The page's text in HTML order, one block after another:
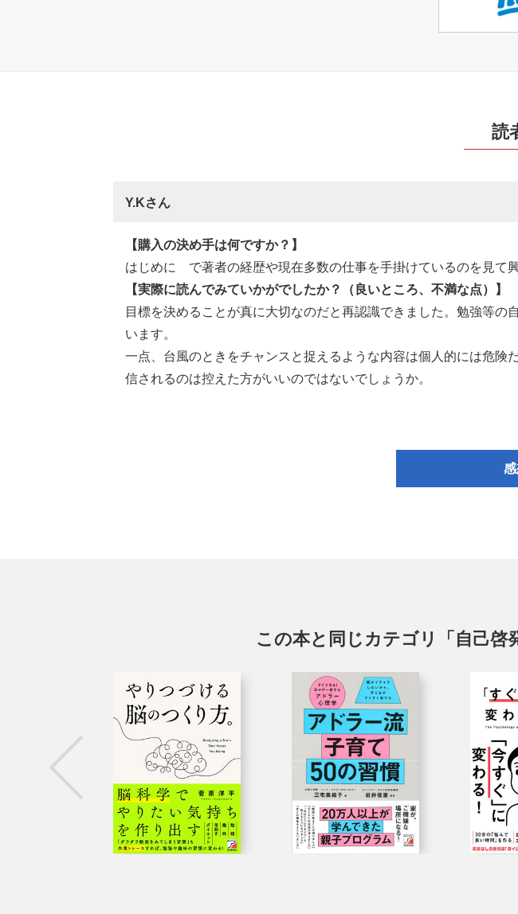
読
Y.Kさん
【購入の決め手は何ですか？】
はじめに で著者の経歴や現在多数の仕事を手掛けているのを見て興
【実際に読んでみていかがでしたか？（良いところ、不満な点）】
目標を決めることが真に大切なのだと再認識できました。勉強等
います。
一点、台風のときをチャンスと捉えるような内容は個人的には危
信されるのは控えた方がいいのではないでしょうか。
感
この本と同じカテゴリ「自己